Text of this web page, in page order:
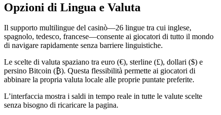
Opzioni di Lingua e Valuta
Il supporto multilingue del casinò—26 lingue tra cui inglese,
spagnolo, tedesco, francese—consente ai giocatori di tutto il mondo
di navigare rapidamente senza barriere linguistiche.
Le scelte di valuta spaziano tra euro (€), sterline (£), dollari ($) e
persino Bitcoin (₿). Questa flessibilità permette ai giocatori di
abbinare la propria valuta locale alle proprie puntate preferite.
L’interfaccia mostra i saldi in tempo reale in tutte le valute scelte
senza bisogno di ricaricare la pagina.